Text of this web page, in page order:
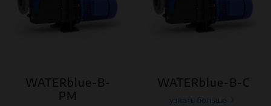
WATERblue-B-
PM
WATERblue-B-C
узнать больше